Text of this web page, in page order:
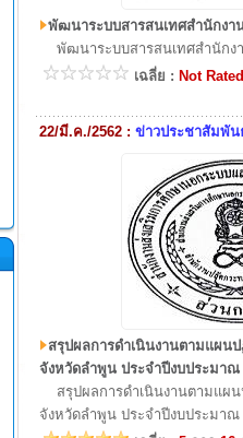
พัฒนาระบบสารสนเทศสำนักง
พัฒนาระบบสารสนเทศสำนักง
เฉลี่ย : Not Rated
22/มี.ค./2562 : ข่าวประชาสัมพัน
สรุปผลการดำเนินงานตามแผน
จังหวัดลำพูน ประจำปีงบประมาณ
สรุปผลการดำเนินงานตามแผ
จังหวัดลำพูน ประจำปีงบประมาณ